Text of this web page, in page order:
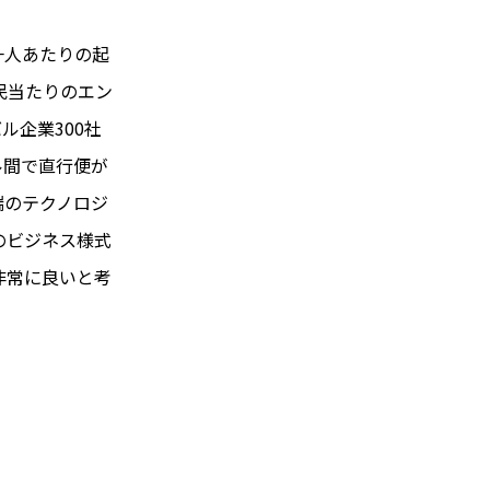
あたりの起
当たりのエン
企業300社
で直行便が
テクノロジ
ジネス様式
に良いと考